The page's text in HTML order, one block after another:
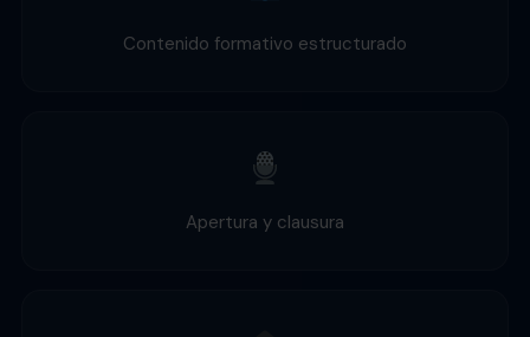
Contenido formativo estructurado
Apertura y clausura